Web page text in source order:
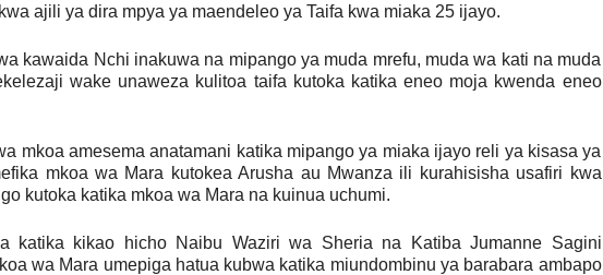
ajili ya dira mpya ya maendeleo ya Taifa kwa miaka 25 ijayo.
kawaida Nchi inakuwa na mipango ya muda mrefu, muda wa kati na muda
wake unaweza kulitoa taifa kutoka katika eneo moja kwenda eneo
mkoa amesema anatamani katika mipango ya miaka ijayo reli ya kisasa ya
mkoa wa Mara kutokea Arusha au Mwanza ili kurahisisha usafiri kwa
kutoka katika mkoa wa Mara na kuinua uchumi.
katika kikao hicho Naibu Waziri wa Sheria na Katiba Jumanne Sagini
wa Mara umepiga hatua kubwa katika miundombinu ya barabara ambapo